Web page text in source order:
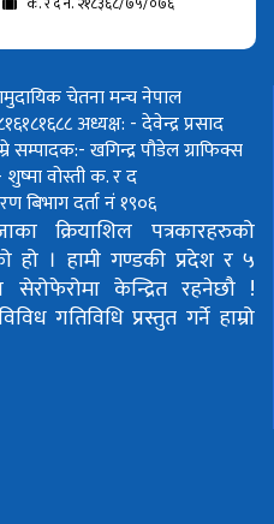
चेतना मन्च नेपाल
अध्यक्ष: - देवेन्द्र प्रसाद
सम्पादक:- खगिन्द्र पौडेलग्राफिक्स
वोस्तीक. र द
बिभाग दर्ता नं १९०६
क्रियाशिल पत्रकारहरुको
हो । हामी गण्डकी प्रदेश र ५
केन्द्रित रहनेछौ !
गतिविधि प्रस्तुत गर्ने हाम्रो